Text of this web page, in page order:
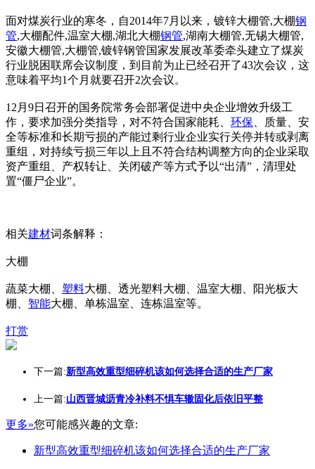
面对煤炭行业的寒冬，自2014年7月以来，镀锌大棚管,大棚钢
管,大棚配件,温室大棚,湖北大棚钢管,湖南大棚管,无锡大棚管,
安徽大棚管,大棚管,镀锌钢管国家发展改革委牵头建立了煤炭
行业脱困联席会议制度，到目前为止已经召开了43次会议，这
意味着平均1个月就要召开2次会议。
12月9日召开的国务院常务会部署促进中央企业增效升级工
作，要求加强分类指导，对不符合国家能耗、 环保 、质量、安
全等标准和长期亏损的产能过剩行业企业实行关停并转或剥离
重组，对持续亏损三年以上且不符合结构调整方向的企业采取
资产重组、产权转让、关闭破产等方式予以“出清”，清理处
置“僵尸企业”。
相关建材词条解释：
大棚
蔬菜大棚、 塑料大棚、透光塑料大棚、温室大棚、阳光板大
棚、 智能大棚、单栋温室、连栋温室等。
打赏
下一篇:新型高效重型细碎机该如何选择合适的生产厂家
上一篇:山西晋城沥青冷补料不惧车辙固化后依旧平整
更多»您可能感兴趣的文章:
新型高效重型细碎机该如何选择合适的生产厂家